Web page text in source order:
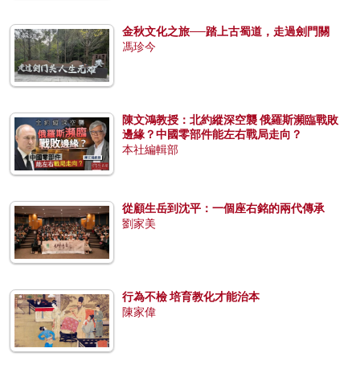
金秋文化之旅──踏上古蜀道，走過劍門關
馮珍今
陳文鴻教授：北約縱深空襲 俄羅斯瀕臨戰敗
邊緣？中國零部件能左右戰局走向？
本社編輯部
從顧生岳到沈平：一個座右銘的兩代傳承
劉家美
行為不檢 培育教化才能治本
陳家偉